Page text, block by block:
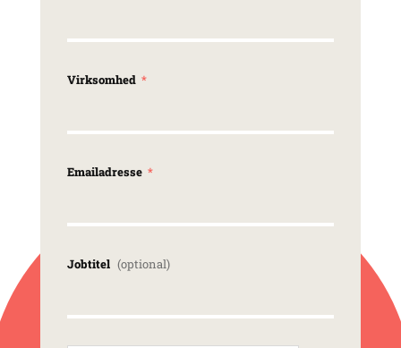
Virksomhed
Emailadresse
Jobtitel